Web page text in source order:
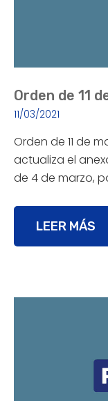
Orden de 11
11/03/2021
Orden de 11 de
actualiza el
de 4 de marzo,
LEER MÁS